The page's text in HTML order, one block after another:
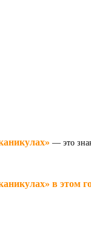
— это
в этом